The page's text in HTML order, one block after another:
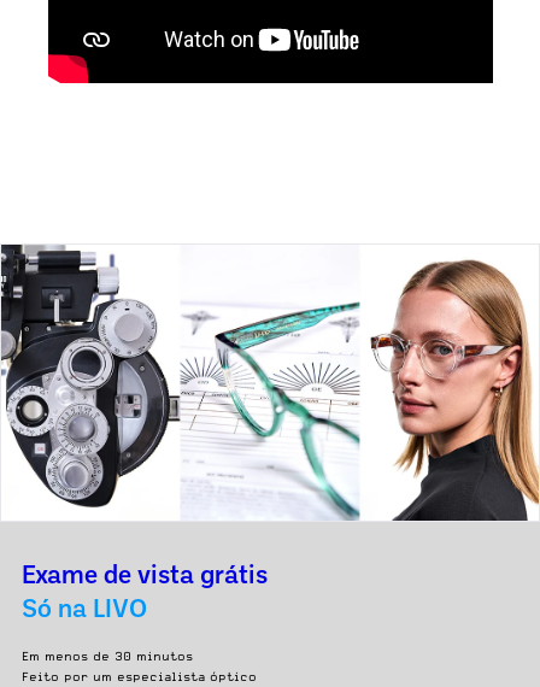
Exame de vista grátis
Só na LIVO
Em menos de 30 minutos
Feito por um especialista óptico